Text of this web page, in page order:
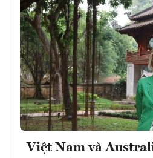
Việt Nam và